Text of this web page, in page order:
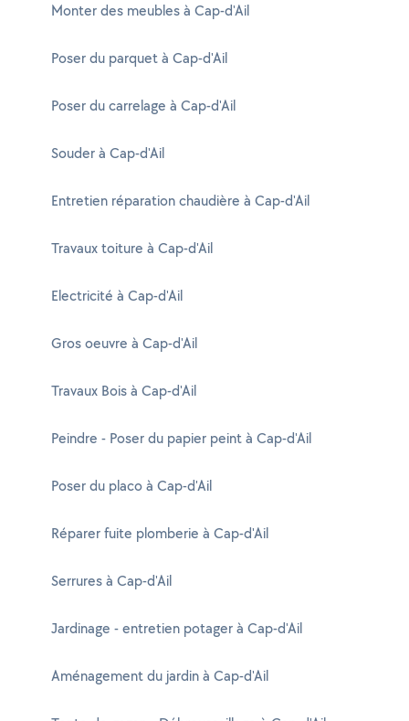
Monter des meubles à Cap-d'Ail
Poser du parquet à Cap-d'Ail
Poser du carrelage à Cap-d'Ail
Souder à Cap-d'Ail
Entretien réparation chaudière à Cap-d'Ail
Travaux toiture à Cap-d'Ail
Electricité à Cap-d'Ail
Gros oeuvre à Cap-d'Ail
Travaux Bois à Cap-d'Ail
Peindre - Poser du papier peint à Cap-d'Ail
Poser du placo à Cap-d'Ail
Réparer fuite plomberie à Cap-d'Ail
Serrures à Cap-d'Ail
Jardinage - entretien potager à Cap-d'Ail
Aménagement du jardin à Cap-d'Ail